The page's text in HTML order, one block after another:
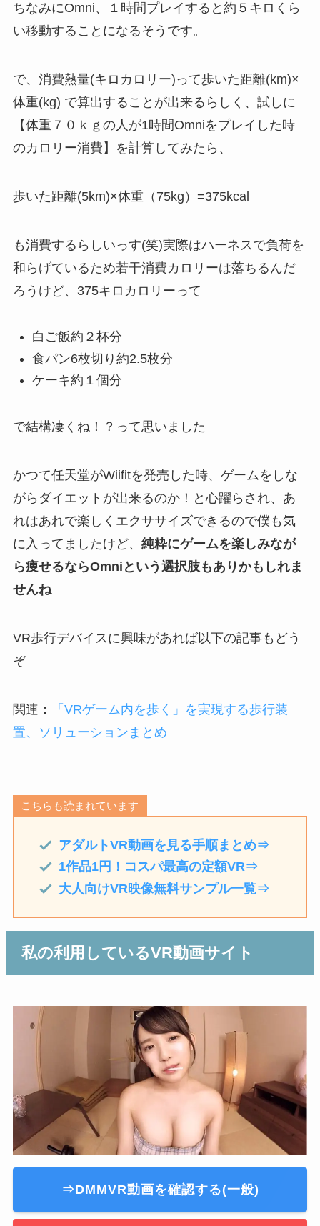
ちなみにOmni、１時間プレイすると約５キロくら
い移動することになるそうです。
で、消費熱量(キロカロリー)って歩いた距離(km)×
体重(kg) で算出することが出来るらしく、試しに
【体重７０ｋｇの人が1時間Omniをプレイした時
のカロリー消費】を計算してみたら、
歩いた距離(5km)×体重（75kg）=375kcal
も消費するらしいっす(笑)実際はハーネスで負荷を
和らげているため若干消費カロリーは落ちるんだ
ろうけど、375キロカロリーって
白ご飯約２杯分
食パン6枚切り約2.5枚分
ケーキ約１個分
で結構凄くね！？って思いました
かつて任天堂がWiifitを発売した時、ゲームをしな
がらダイエットが出来るのか！と心躍らされ、あ
れはあれで楽しくエクササイズできるので僕も気
に入ってましたけど、 純粋にゲームを楽しみなが
ら痩せるならOmniという選択肢もありかもしれま
せんね
VR歩行デバイスに興味があれば以下の記事もどう
ぞ
関連：
「VRゲーム内を歩く」を実現する歩行装
置、ソリューションまとめ
こちらも読まれています
アダルトVR動画を見る手順まとめ⇒
1作品1円！コスパ最高の定額VR⇒
大人向けVR映像無料サンプル一覧⇒
私の利用しているVR動画サイト
⇒DMMVR動画を確認する(一般)